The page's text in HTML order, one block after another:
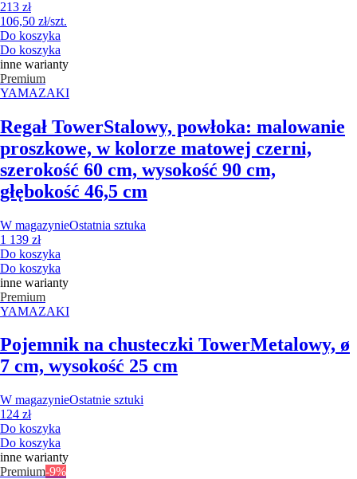
213 zł
106,50 zł/szt.
Do koszyka
Do koszyka
inne warianty
Premium
YAMAZAKI
Regał TowerStalowy, powłoka: malowanie
proszkowe, w kolorze matowej czerni,
szerokość 60 cm, wysokość 90 cm,
głębokość 46,5 cm
W magazynieOstatnia sztuka
1 139 zł
Do koszyka
Do koszyka
inne warianty
Premium
YAMAZAKI
Pojemnik na chusteczki TowerMetalowy, ø
7 cm, wysokość 25 cm
W magazynieOstatnie sztuki
124 zł
Do koszyka
Do koszyka
inne warianty
Premium-9%